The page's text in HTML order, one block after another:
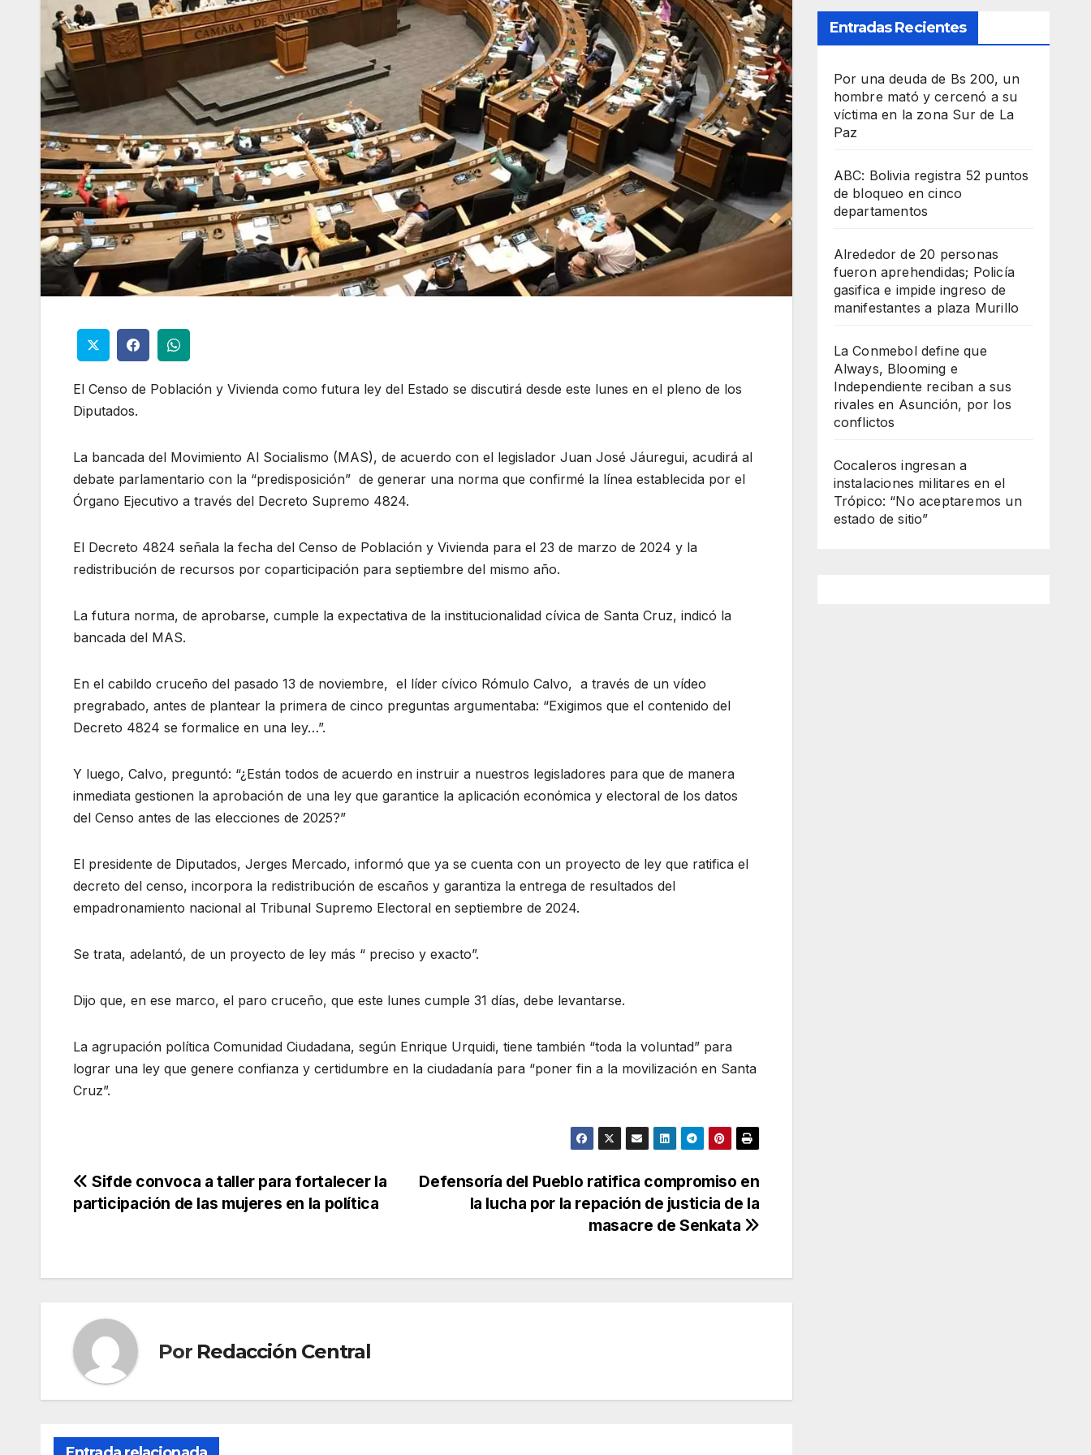
El Censo de Población y Vivienda como futura ley del Estado se discutirá desde este lunes en el pleno de los
Diputados.
La bancada del Movimiento Al Socialismo (MAS), de acuerdo con el legislador Juan José Jáuregui, acudirá al
debate parlamentario con la “predisposición” de generar una norma que confirmé la línea establecida por el
Órgano Ejecutivo a través del Decreto Supremo 4824.
El Decreto 4824 señala la fecha del Censo de Población y Vivienda para el 23 de marzo de 2024 y la
redistribución de recursos por coparticipación para septiembre del mismo año.
La futura norma, de aprobarse, cumple la expectativa de la institucionalidad cívica de Santa Cruz, indicó la
bancada del MAS.
En el cabildo cruceño del pasado 13 de noviembre, el líder cívico Rómulo Calvo, a través de un vídeo
pregrabado, antes de plantear la primera de cinco preguntas argumentaba: “Exigimos que el contenido del
Decreto 4824 se formalice en una ley…”.
Y luego, Calvo, preguntó: “¿Están todos de acuerdo en instruir a nuestros legisladores para que de manera
inmediata gestionen la aprobación de una ley que garantice la aplicación económica y electoral de los datos
del Censo antes de las elecciones de 2025?”
El presidente de Diputados, Jerges Mercado, informó que ya se cuenta con un proyecto de ley que ratifica el
decreto del censo, incorpora la redistribución de escaños y garantiza la entrega de resultados del
empadronamiento nacional al Tribunal Supremo Electoral en septiembre de 2024.
Se trata, adelantó, de un proyecto de ley más “ preciso y exacto”.
Dijo que, en ese marco, el paro cruceño, que este lunes cumple 31 días, debe levantarse.
La agrupación política Comunidad Ciudadana, según Enrique Urquidi, tiene también “toda la voluntad” para
lograr una ley que genere confianza y certidumbre en la ciudadanía para “poner fin a la movilización en Santa
Cruz”.
Navegación
de
Defensoría del Pueblo ratifica compromiso en
la lucha por la repación de justicia de la
masacre de Senkata
Sifde convoca a taller para fortalecer la
participación de las mujeres en la política
Por Redacción Central
Entradas Recientes
Por una deuda de Bs 200, un
hombre mató y cercenó a su
víctima en la zona Sur de La
Paz
ABC: Bolivia registra 52 puntos
de bloqueo en cinco
departamentos
Alrededor de 20 personas
fueron aprehendidas; Policía
gasifica e impide ingreso de
manifestantes a plaza Murillo
La Conmebol define que
Always, Blooming e
Independiente reciban a sus
rivales en Asunción, por los
conflictos
Cocaleros ingresan a
instalaciones militares en el
Trópico: “No aceptaremos un
estado de sitio”